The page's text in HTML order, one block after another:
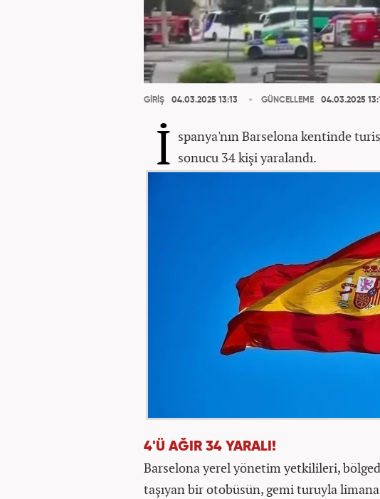
GİRİŞ 04.03.2025 13:13 GÜNCELLEME 04.03.2025
İ spanya'nın Barselona kentinde
sonucu 34 kişi yaralandı.
4'Ü AĞIR 34 YARALI!
Barselona yerel yönetim yetkilileri,
taşıyan bir otobüsün, gemi turuyla